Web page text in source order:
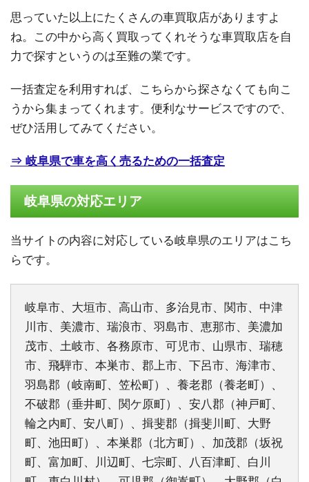
思っていた以上にたくさんの車買取店がありますよ
ね。この中から高く買取ってくれそうな車買取店を自
力で探すというのは至難の業です。
一括査定を利用すれば、こちらから探さなくても向こ
うから集まってくれます。便利なサービスですので、
ぜひ活用してみてください。
⇒ 岐阜県で車を高く売るための一括査定
岐阜県の対応エリア
当サイトの内容に対応している岐阜県のエリアはこち
らです。
岐阜市、大垣市、高山市、多治見市、関市、中津
川市、美濃市、瑞浪市、羽島市、恵那市、美濃加
茂市、土岐市、各務原市、可児市、山県市、瑞穂
市、飛騨市、本巣市、郡上市、下呂市、海津市、
羽島郡（岐南町、笠松町）、養老郡（養老町）、
不破郡（垂井町、関ケ原町）、安八郡（神戸町、
輪之内町、安八町）、揖斐郡（揖斐川町、大野
町、池田町）、本巣郡（北方町）、加茂郡（坂祝
町、富加町、川辺町、七宗町、八百津町、白川